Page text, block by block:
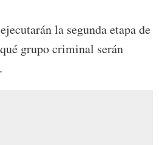
la segunda etapa de
grupo criminal serán